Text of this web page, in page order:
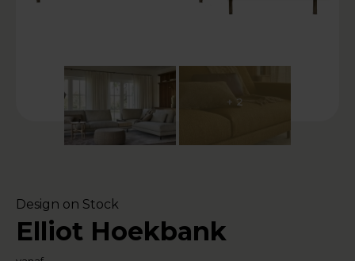
+ 2
Design on Stock
Elliot Hoekbank